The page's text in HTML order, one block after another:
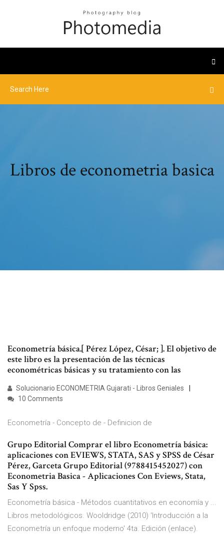
Libros de econometria basica
Econometría básica.[ Pérez López, César; ]. El objetivo de
este libro es la presentación de las técnicas
econométricas básicas y su tratamiento con las
Solucionario ECONOMETRIA Gujarati - Libros Geniales
10 Comments
Econometría - Concepto de - Definicion de
Grupo Editorial Comprar el libro Econometría básica:
aplicaciones con EVIEWS, STATA, SAS y SPSS de César
Pérez, Garceta Grupo Editorial (9788415452027) con
Econometria Basica - Aplicaciones Con Eviews, Stata,
Sas Y Spss.
Econometría básica - Métodos cuantitativos en economía y ...
Libros metodológicos. Wooldridge (2010) 'Introducción a la
Econometría un enfoque moderno' 4ta. Edición (enlace).